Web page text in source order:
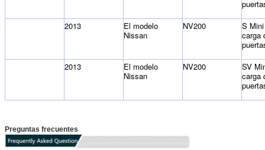
2013
El modelo
Nissan
NV200
S
carga
2013
El modelo
Nissan
NV200
SV
carga
Preguntas frecuentes